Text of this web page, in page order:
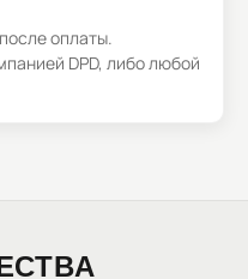
оплаты.
DPD, либо любой